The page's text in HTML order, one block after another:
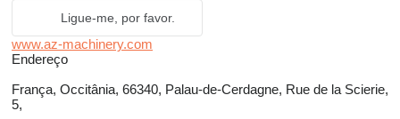
Ligue-me, por favor.
www.az-machinery.com
Endereço
França, Occitânia, 66340, Palau-de-Cerdagne, Rue de la Scierie,
5,